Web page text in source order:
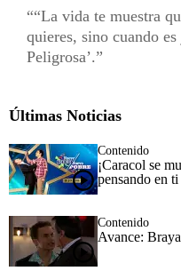
“La vida te muestra
quieres, sino cuando
Peligrosa’.
Últimas Noticias
Contenido
¡Caracol se
pensando en
Contenido
Avance: